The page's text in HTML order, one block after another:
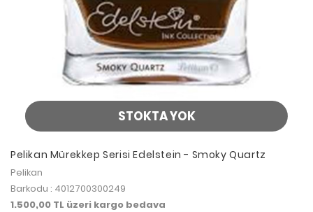
STOKTA YOK
Pelikan Mürekkep Serisi Edelstein - Smoky Quartz
Pelikan
Barkodu : 4012700300249
1.500,00 TL üzeri kargo bedava